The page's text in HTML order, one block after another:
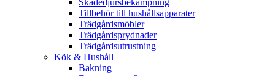
Skadedjursbekämpning
Tillbehör till hushållsapparater
Trädgårdsmöbler
Trädgårdsprydnader
Trädgårdsutrustning
Kök & Hushåll
Bakning